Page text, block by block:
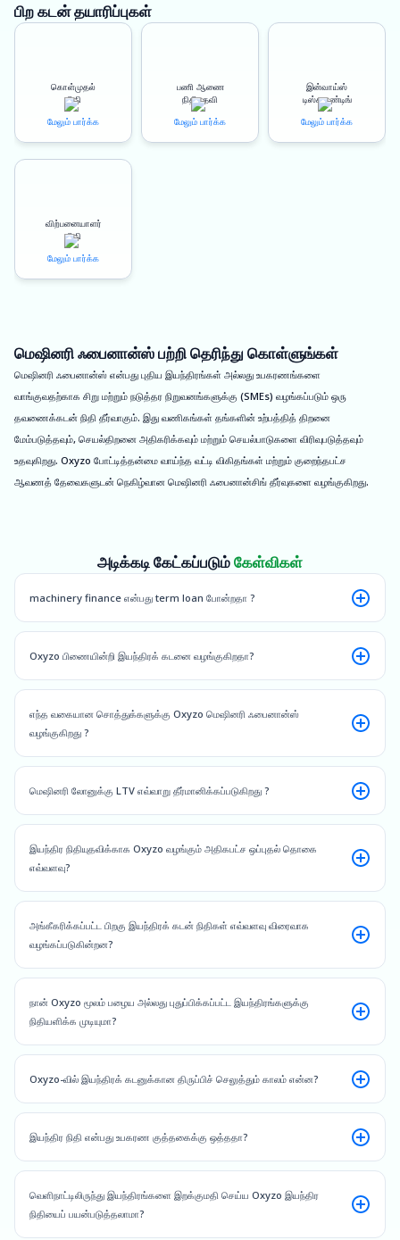
பிற கடன் தயாரிப்புகள்
கொள்முதல்
நிதி
மேலும் பார்க்க
பணி ஆணை
நிதியுதவி
மேலும் பார்க்க
இன்வாய்ஸ்
டிஸ்கவுண்டிங்
மேலும் பார்க்க
விற்பனையாளர்
நிதி
மேலும் பார்க்க
மெஷினரி ஃபைனான்ஸ் பற்றி தெரிந்து கொள்ளுங்கள்
மெஷினரி ஃபைனான்ஸ் என்பது புதிய இயந்திரங்கள் அல்லது உபகரணங்களை
வாங்குவதற்காக சிறு மற்றும் நடுத்தர நிறுவனங்களுக்கு (SMEs) வழங்கப்படும் ஒரு
தவணைக்கடன் நிதி தீர்வாகும். இது வணிகங்கள் தங்களின் உற்பத்தித் திறனை
மேம்படுத்தவும், செயல்திறனை அதிகரிக்கவும் மற்றும் செயல்பாடுகளை விரிவுபடுத்தவும்
உதவுகிறது. Oxyzo போட்டித்தன்மை வாய்ந்த வட்டி விகிதங்கள் மற்றும் குறைந்தபட்ச
ஆவணத் தேவைகளுடன் நெகிழ்வான மெஷினரி ஃபைனான்சிங் தீர்வுகளை வழங்குகிறது.
அடிக்கடி கேட்கப்படும்கேள்விகள்
machinery finance என்பது term loan போன்றதா ?
Oxyzo பிணையின்றி இயந்திரக் கடனை வழங்குகிறதா?
எந்த வகையான சொத்துக்களுக்கு Oxyzo மெஷினரி ஃபைனான்ஸ்
வழங்குகிறது ?
மெஷினரி லோனுக்கு LTV எவ்வாறு தீர்மானிக்கப்படுகிறது ?
இயந்திர நிதியுதவிக்காக Oxyzo வழங்கும் அதிகபட்ச ஒப்புதல் தொகை
எவ்வளவு?
அங்கீகரிக்கப்பட்ட பிறகு இயந்திரக் கடன் நிதிகள் எவ்வளவு விரைவாக
வழங்கப்படுகின்றன?
நான் Oxyzo மூலம் பழைய அல்லது புதுப்பிக்கப்பட்ட இயந்திரங்களுக்கு
நிதியளிக்க முடியுமா?
Oxyzo-வில் இயந்திரக் கடனுக்கான திருப்பிச் செலுத்தும் காலம் என்ன?
இயந்திர நிதி என்பது உபகரண குத்தகைக்கு ஒத்ததா?
வெளிநாட்டிலிருந்து இயந்திரங்களை இறக்குமதி செய்ய Oxyzo இயந்திர
நிதியைப் பயன்படுத்தலாமா?